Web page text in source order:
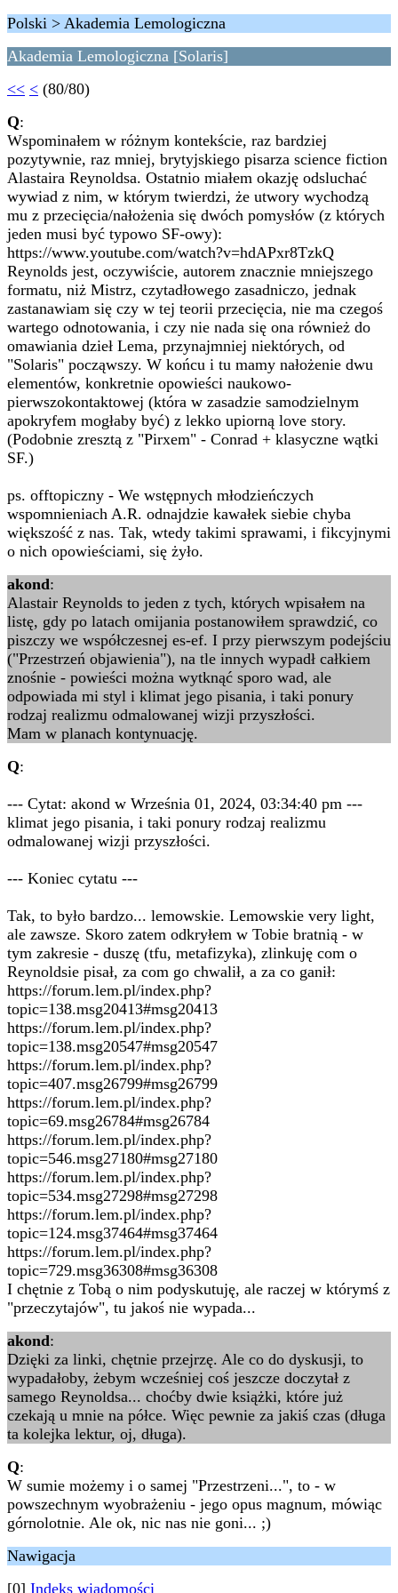
Polski > Akademia Lemologiczna
Akademia Lemologiczna [Solaris]
<< < (80/80)
Q:
Wspominałem w różnym kontekście, raz bardziej
pozytywnie, raz mniej, brytyjskiego pisarza science fiction
Alastaira Reynoldsa. Ostatnio miałem okazję odsluchać
wywiad z nim, w którym twierdzi, że utwory wychodzą
mu z przecięcia/nałożenia się dwóch pomysłów (z których
jeden musi być typowo SF-owy):
https://www.youtube.com/watch?v=hdAPxr8TzkQ
Reynolds jest, oczywiście, autorem znacznie mniejszego
formatu, niż Mistrz, czytadłowego zasadniczo, jednak
zastanawiam się czy w tej teorii przecięcia, nie ma czegoś
wartego odnotowania, i czy nie nada się ona również do
omawiania dzieł Lema, przynajmniej niektórych, od
"Solaris" począwszy. W końcu i tu mamy nałożenie dwu
elementów, konkretnie opowieści naukowo-
pierwszokontaktowej (która w zasadzie samodzielnym
apokryfem mogłaby być) z lekko upiorną love story.
(Podobnie zresztą z "Pirxem" - Conrad + klasyczne wątki
SF.)
ps. offtopiczny - We wstępnych młodzieńczych
wspomnieniach A.R. odnajdzie kawałek siebie chyba
większość z nas. Tak, wtedy takimi sprawami, i fikcyjnymi
o nich opowieściami, się żyło.
akond:
Alastair Reynolds to jeden z tych, których wpisałem na
listę, gdy po latach omijania postanowiłem sprawdzić, co
piszczy we współczesnej es-ef. I przy pierwszym podejściu
("Przestrzeń objawienia"), na tle innych wypadł całkiem
znośnie - powieści można wytknąć sporo wad, ale
odpowiada mi styl i klimat jego pisania, i taki ponury
rodzaj realizmu odmalowanej wizji przyszłości.
Mam w planach kontynuację.
Q:
--- Cytat: akond w Września 01, 2024, 03:34:40 pm ---
klimat jego pisania, i taki ponury rodzaj realizmu
odmalowanej wizji przyszłości.
--- Koniec cytatu ---
Tak, to było bardzo... lemowskie. Lemowskie very light,
ale zawsze. Skoro zatem odkryłem w Tobie bratnią - w
tym zakresie - duszę (tfu, metafizyka), zlinkuję com o
Reynoldsie pisał, za com go chwalił, a za co ganił:
https://forum.lem.pl/index.php?
topic=138.msg20413#msg20413
https://forum.lem.pl/index.php?
topic=138.msg20547#msg20547
https://forum.lem.pl/index.php?
topic=407.msg26799#msg26799
https://forum.lem.pl/index.php?
topic=69.msg26784#msg26784
https://forum.lem.pl/index.php?
topic=546.msg27180#msg27180
https://forum.lem.pl/index.php?
topic=534.msg27298#msg27298
https://forum.lem.pl/index.php?
topic=124.msg37464#msg37464
https://forum.lem.pl/index.php?
topic=729.msg36308#msg36308
I chętnie z Tobą o nim podyskutuję, ale raczej w którymś z
"przeczytajów", tu jakoś nie wypada...
akond:
Dzięki za linki, chętnie przejrzę. Ale co do dyskusji, to
wypadałoby, żebym wcześniej coś jeszcze doczytał z
samego Reynoldsa... choćby dwie książki, które już
czekają u mnie na półce. Więc pewnie za jakiś czas (długa
ta kolejka lektur, oj, długa).
Q:
W sumie możemy i o samej "Przestrzeni...", to - w
powszechnym wyobrażeniu - jego opus magnum, mówiąc
górnolotnie. Ale ok, nic nas nie goni... ;)
Nawigacja
[0] Indeks wiadomości